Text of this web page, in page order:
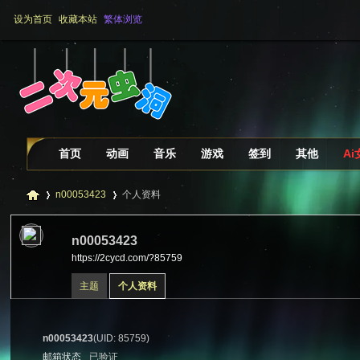
设为首页 收藏本站 繁体浏览
首页 动画 音乐 游戏 签到 其他 Ai
n00053423
›
个人资料
n00053423
https://2cycd.com/?85759
主题 个人资料
n00053423(UID: 85759)
邮箱状态
已验证